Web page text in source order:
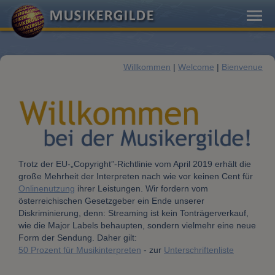
Willkommen | Welcome | Bienvenue
Trotz der EU-„Copyright”-Richtlinie vom April 2019 erhält die
große Mehrheit der Interpreten nach wie vor keinen Cent für
Onlinenutzung ihrer Leistungen. Wir fordern vom
österreichischen Gesetzgeber ein Ende unserer
Diskriminierung, denn: Streaming ist kein Tonträgerverkauf,
wie die Major Labels behaupten, sondern vielmehr eine neue
Form der Sendung. Daher gilt:
50 Prozent für Musikinterpreten - zur Unterschriftenliste